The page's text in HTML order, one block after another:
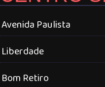
Avenida Paulista
Liberdade
Bom Retiro